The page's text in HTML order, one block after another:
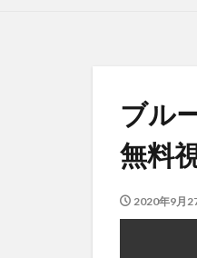
ブル
無料
2020年9月